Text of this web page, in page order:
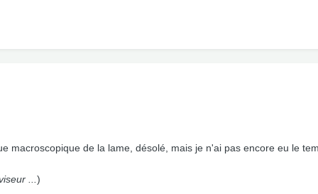
macroscopique de la lame, désolé, mais je n'ai pas encore eu le
... )